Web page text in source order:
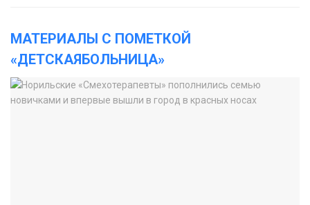
МАТЕРИАЛЫ С ПОМЕТКОЙ
«ДЕТСКАЯБОЛЬНИЦА»